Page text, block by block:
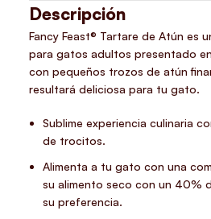
Descripción
Fancy Feast® Tartare de Atún es
para gatos adultos presentado
con pequeños trozos de atún
resultará deliciosa para tu gato.
Sublime experiencia culinaria
de trocitos.
Alimenta a tu gato con una
su alimento seco con un 40%
su preferencia.